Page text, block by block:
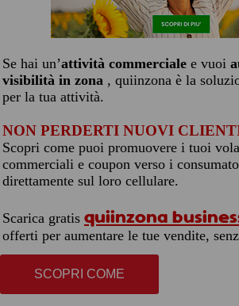
Se hai un’attività commerciale e vuoi
visibilità in zona , quiinzona è la
per la tua attività.
NON PERDERTI NUOVI
Scopri come puoi promuovere i tuoi
commerciali e coupon verso i
direttamente sul loro cellulare.
Scarica gratis quiinzona
offerti per aumentare le tue vendite,
SCOPRI COME